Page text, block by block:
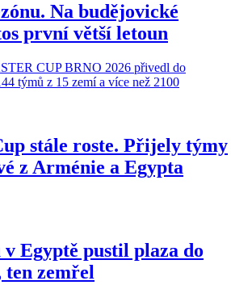
Na budějovické
první větší letoun
stále roste. Přijely týmy
z Arménie a Egypta
Egyptě pustil plaza do
zemřel